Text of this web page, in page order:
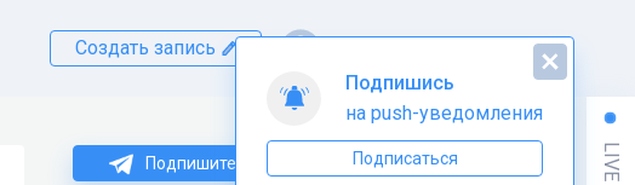
Создать запись
Подпишитесь на нас в Telegram LIVE
Подпишись
на push-уведомления
Подписаться